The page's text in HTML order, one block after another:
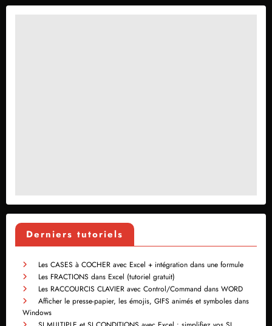
Derniers tutoriels
Les CASES à COCHER avec Excel + intégration dans une formule
Les FRACTIONS dans Excel (tutoriel gratuit)
Les RACCOURCIS CLAVIER avec Control/Command dans WORD
Afficher le presse-papier, les émojis, GIFS animés et symboles dans
Windows